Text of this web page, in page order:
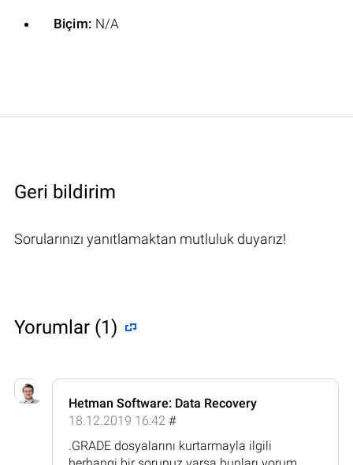
Biçim: N/A
Geri bildirim
Sorularınızı yanıtlamaktan mutluluk duyarız!
Yorumlar (1)
Hetman Software: Data Recovery
18.12.2019 16:42 #
.GRADE dosyalarını kurtarmayla ilgili